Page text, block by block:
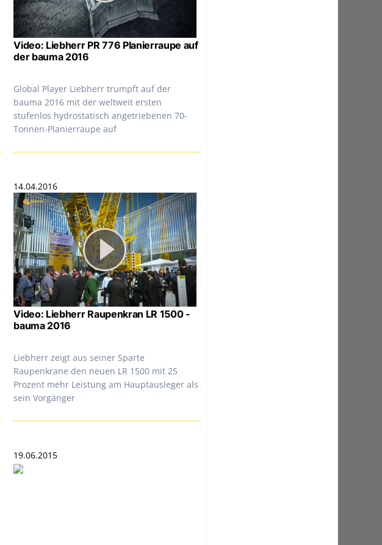
Video: Liebherr PR 776 Planierraupe auf
der bauma 2016
Global Player Liebherr trumpft auf der
bauma 2016 mit der weltweit ersten
stufenlos hydrostatisch angetriebenen 70-
Tonnen-Planierraupe auf
14.04.2016
Video: Liebherr Raupenkran LR 1500 -
bauma 2016
Liebherr zeigt aus seiner Sparte
Raupenkrane den neuen LR 1500 mit 25
Prozent mehr Leistung am Hauptausleger als
sein Vorgänger
19.06.2015